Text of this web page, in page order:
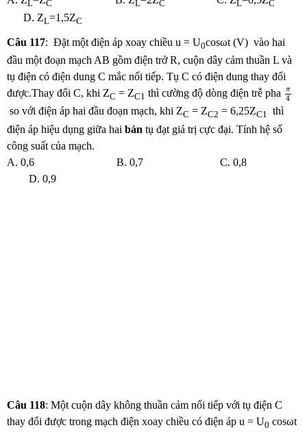
L C L C L C
D. ZL=1,5ZC
Câu 117: Đặt một điện áp xoay chiều u = U0cosωt (V) vào hai
đầu một đoạn mạch AB gồm điện trở R, cuộn dây cảm thuần L và
tụ điện có điện dung C mắc nối tiếp. Tụ C có điện dung thay đổi
được.Thay đổi C, khi ZC = ZC1 thì cường độ dòng điện trễ pha π
4
π4
so với điện áp hai đầu đoạn mạch, khi ZC = ZC2 = 6,25ZC1 thì
điện áp hiệu dụng giữa hai bản tụ đạt giá trị cực đại. Tính hệ số
công suất của mạch.
A. 0,6 B. 0,7 C. 0,8
D. 0,9
Câu 118: Một cuộn dây không thuần cảm nối tiếp với tụ điện C
thay đổi được trong mạch điện xoay chiều có điện áp u = U0 cosωt